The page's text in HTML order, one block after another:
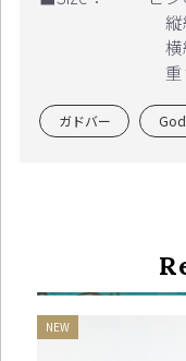
縦
横
重
ガドバー